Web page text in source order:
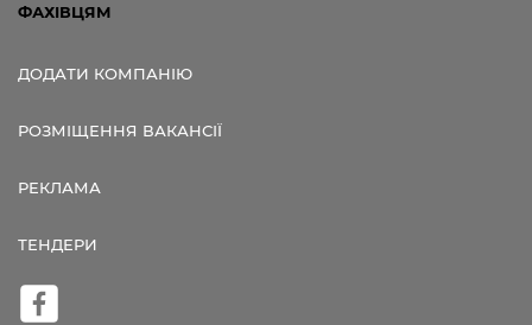
ФАХІВЦЯМ
ДОДАТИ КОМПАНІЮ
РОЗМІЩЕННЯ ВАКАНСІЇ
РЕКЛАМА
ТЕНДЕРИ